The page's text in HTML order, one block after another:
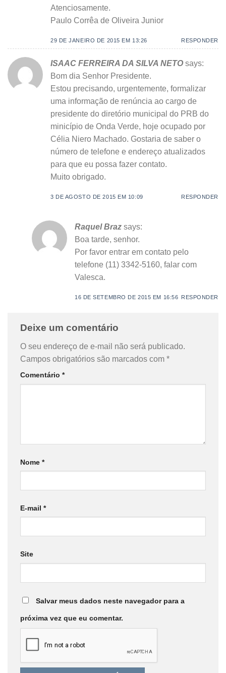
Atenciosamente.
Paulo Corrêa de Oliveira Junior
29 DE JANEIRO DE 2015 EM 13:26 RESPONDER
ISAAC FERREIRA DA SILVA NETO says:
Bom dia Senhor Presidente.
Estou precisando, urgentemente, formalizar
uma informação de renúncia ao cargo de
presidente do diretório municipal do PRB do
minicípio de Onda Verde, hoje ocupado por
Célia Niero Machado. Gostaria de saber o
número de telefone e endereço atualizados
para que eu possa fazer contato.
Muito obrigado.
3 DE AGOSTO DE 2015 EM 10:09 RESPONDER
Raquel Braz says:
Boa tarde, senhor.
Por favor entrar em contato pelo
telefone (11) 3342-5160, falar com
Valesca.
16 DE SETEMBRO DE 2015 EM 16:56 RESPONDER
Deixe um comentário
O seu endereço de e-mail não será publicado.
Campos obrigatórios são marcados com *
Comentário *
Nome *
E-mail *
Site
Salvar meus dados neste navegador para a
próxima vez que eu comentar.